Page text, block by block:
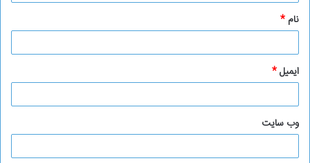
نام *
ایمیل*
وب‌ سایت